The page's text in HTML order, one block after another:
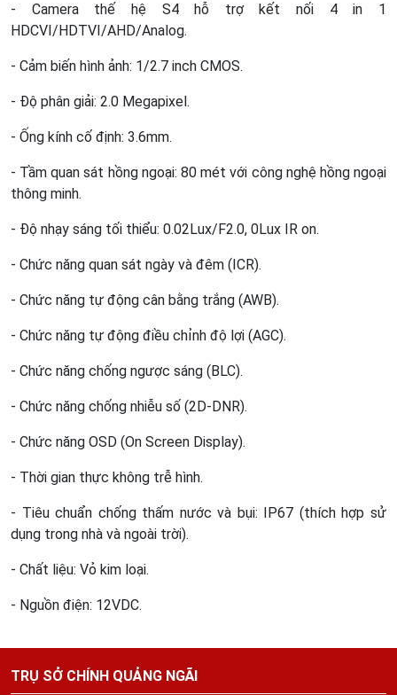
- Camera thế hệ S4 hỗ trợ kết nối 4 in 1
HDCVI/HDTVI/AHD/Analog.
- Cảm biến hình ảnh: 1/2.7 inch CMOS.
- Độ phân giải: 2.0 Megapixel.
- Ống kính cố định: 3.6mm.
- Tầm quan sát hồng ngoại: 80 mét với công nghệ hồng ngoại
thông minh.
- Độ nhạy sáng tối thiểu: 0.02Lux/F2.0, 0Lux IR on.
- Chức năng quan sát ngày và đêm (ICR).
- Chức năng tự động cân bằng trắng (AWB).
- Chức năng tự động điều chỉnh độ lợi (AGC).
- Chức năng chống ngược sáng (BLC).
- Chức năng chống nhiễu số (2D-DNR).
- Chức năng OSD (On Screen Display).
- Thời gian thực không trễ hình.
- Tiêu chuẩn chống thấm nước và bụi: IP67 (thích hợp sử
dụng trong nhà và ngoài trời).
- Chất liệu: Vỏ kim loại.
- Nguồn điện: 12VDC.
TRỤ SỞ CHÍNH QUẢNG NGÃI